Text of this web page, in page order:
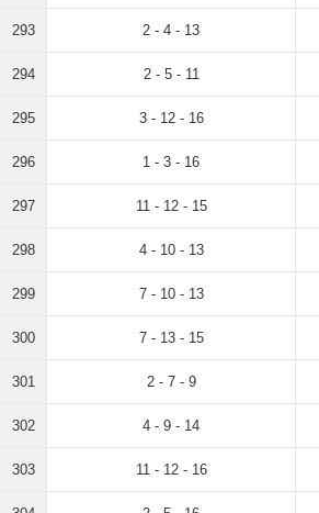
293 2 - 4 - 13
294 2 - 5 - 11
295 3 - 12 - 16
296 1 - 3 - 16
297 11 - 12 - 15
298 4 - 10 - 13
299 7 - 10 - 13
300 7 - 13 - 15
301 2 - 7 - 9
302 4 - 9 - 14
303 11 - 12 - 16